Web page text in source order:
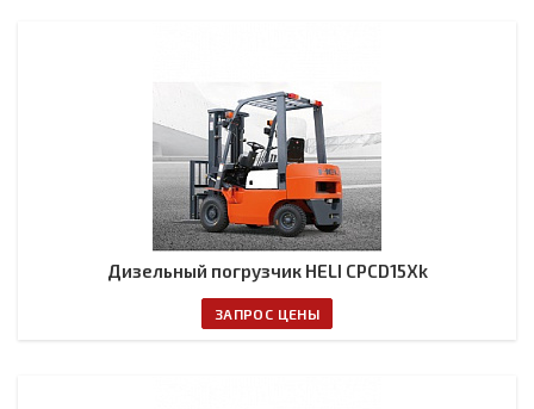
Дизельный погрузчик HELI CPСD15Xk
ЗАПРОС ЦЕНЫ